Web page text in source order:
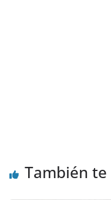
También